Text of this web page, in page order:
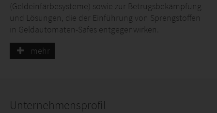
(Geldeinfärbesysteme) sowie zur Betrugsbekämpfung
und Lösungen, die der Einführung von Sprengstoffen
in Geldautomaten-Safes entgegenwirken.
Innerhalb der IBNS-Systeme (Intelligent Banknotes
Neutralization System) hat MIB zwei Produktlinien im
mehr
Unternehmensprofil